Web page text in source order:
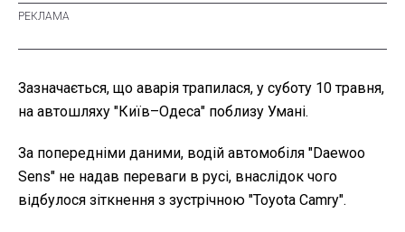
Зазначається, що аварія трапилася, у суботу 10 травня,
на автошляху "Київ–Одеса" поблизу Умані.
За попередніми даними, водій автомобіля "Daewoo
Sens" не надав переваги в русі, внаслідок чого
відбулося зіткнення з зустрічною "Toyota Camry".